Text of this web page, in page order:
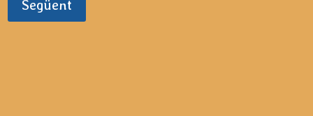
Següent